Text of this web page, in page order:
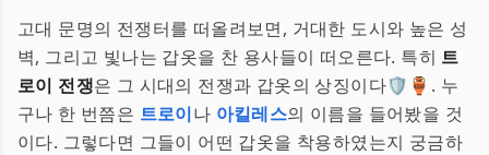
고대 문명의 전쟁터를 떠올려보면, 거대한 도시와 높은 성
벽, 그리고 빛나는 갑옷을 찬 용사들이 떠오른다. 특히 트
로이 전쟁은 그 시대의 전쟁과 갑옷의 상징이다🛡️🏺. 누
구나 한 번쯤은 트로이나 아킬레스의 이름을 들어봤을 것
이다. 그렇다면 그들이 어떤 갑옷을 착용하였는지 궁금하